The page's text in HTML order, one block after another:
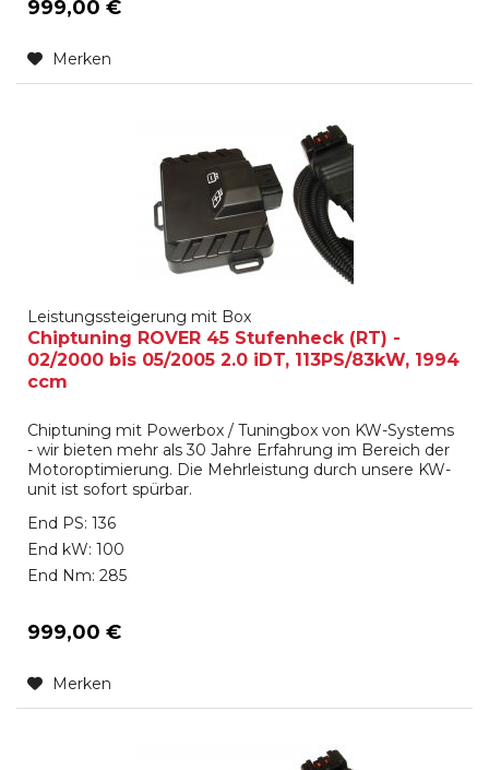
999,00 €
Merken
Leistungssteigerung mit Box
Chiptuning ROVER 45 Stufenheck (RT) -
02/2000 bis 05/2005 2.0 iDT, 113PS/83kW, 1994
ccm
Chiptuning mit Powerbox / Tuningbox von KW-Systems
- wir bieten mehr als 30 Jahre Erfahrung im Bereich der
Motoroptimierung. Die Mehrleistung durch unsere KW-
unit ist sofort spürbar.
End PS: 136
End kW: 100
End Nm: 285
999,00 €
Merken